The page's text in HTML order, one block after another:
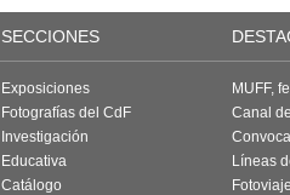
SECCIONES
Exposiciones
Fotografías del CdF
Investigación
Educativa
Catálogo
MUFF,
Canal
Líneas